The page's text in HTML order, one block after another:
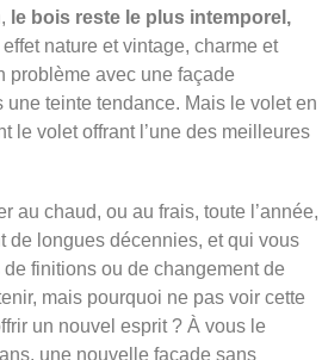
le bois reste le plus intemporel,
effet nature et vintage, charme et
problème avec une façade
teinte tendance. Mais le volet en
le volet offrant l’une des meilleures
au chaud, ou au frais, toute l’année,
de longues décennies, et qui vous
finitions ou de changement de
mais pourquoi ne pas voir cette
un nouvel esprit ? À vous le
une nouvelle façade sans